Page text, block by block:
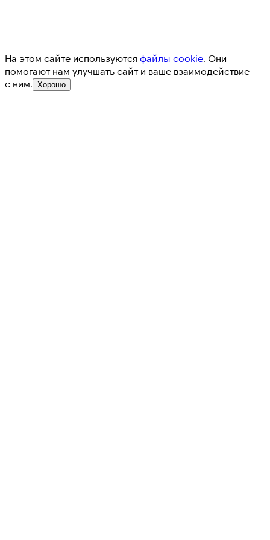
На этом сайте используются файлы cookie. Они
помогают нам улучшать сайт и ваше взаимодействие
с ним. Хорошо